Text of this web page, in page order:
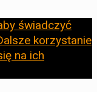
świadczyć
korzystanie
na ich